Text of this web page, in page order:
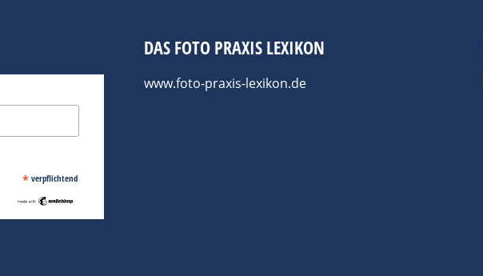
* verpflichtend
DAS FOTO PRAXIS LEXIKON
www.foto-praxis-lexikon.de